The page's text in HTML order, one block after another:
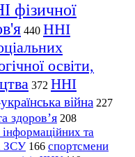
фізичної
440 ННІ
освіти,
372 ННІ
війна 227
здоров’я 208
та
ЗСУ 166 спортсмени